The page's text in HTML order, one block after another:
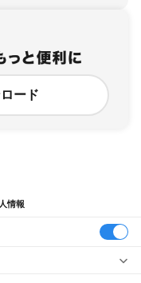
ード
情報